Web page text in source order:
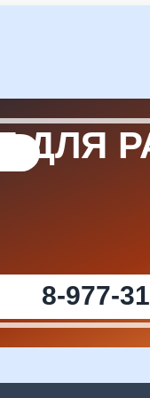
ДЛЯ
8-977-